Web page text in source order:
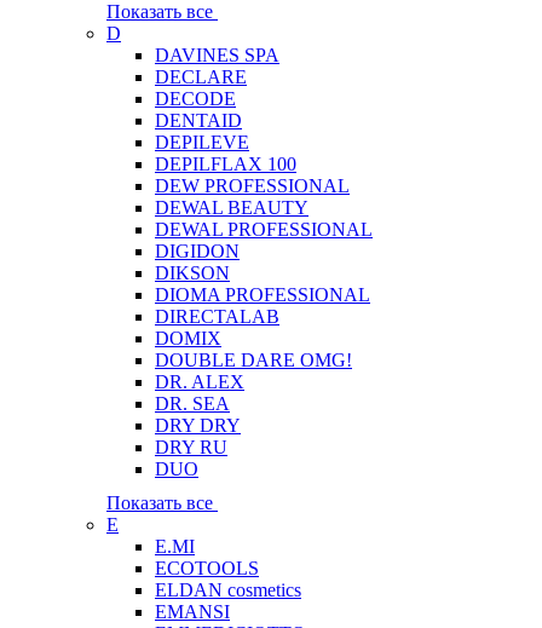
Показать все
D
DAVINES SPA
DECLARE
DECODE
DENTAID
DEPILEVE
DEPILFLAX 100
DEW PROFESSIONAL
DEWAL BEAUTY
DEWAL PROFESSIONAL
DIGIDON
DIKSON
DIOMA PROFESSIONAL
DIRECTALAB
DOMIX
DOUBLE DARE OMG!
DR. ALEX
DR. SEA
DRY DRY
DRY RU
DUO
Показать все
E
E.MI
ECOTOOLS
ELDAN cosmetics
EMANSI